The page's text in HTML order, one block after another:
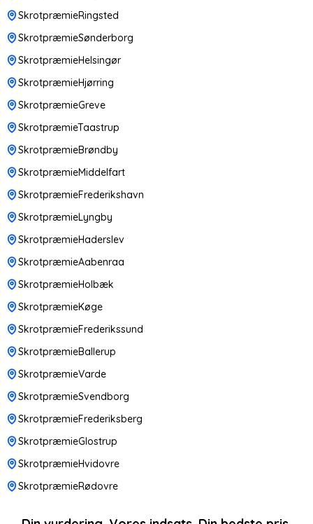
SkrotpræmieRingsted
SkrotpræmieSønderborg
SkrotpræmieHelsingør
SkrotpræmieHjørring
SkrotpræmieGreve
SkrotpræmieTaastrup
SkrotpræmieBrøndby
SkrotpræmieMiddelfart
SkrotpræmieFrederikshavn
SkrotpræmieLyngby
SkrotpræmieHaderslev
SkrotpræmieAabenraa
SkrotpræmieHolbæk
SkrotpræmieKøge
SkrotpræmieFrederikssund
SkrotpræmieBallerup
SkrotpræmieVarde
SkrotpræmieSvendborg
SkrotpræmieFrederiksberg
SkrotpræmieGlostrup
SkrotpræmieHvidovre
SkrotpræmieRødovre